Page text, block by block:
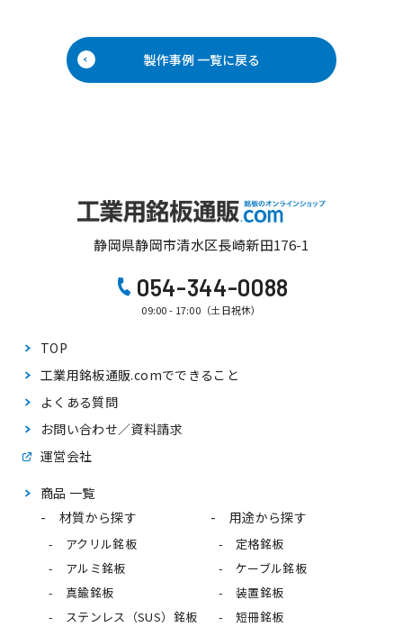
製作事例 一覧に戻る
静岡県静岡市清水区長崎新田176-1
054-344-0088
09:00 - 17:00（土日祝休）
TOP
工業用銘板通販.comでできること
よくある質問
お問い合わせ／資料請求
運営会社
商品 一覧
材質から探す
アクリル銘板
アルミ銘板
真鍮銘板
ステンレス（SUS）銘板
用途から探す
定格銘板
ケーブル銘板
装置銘板
短冊銘板